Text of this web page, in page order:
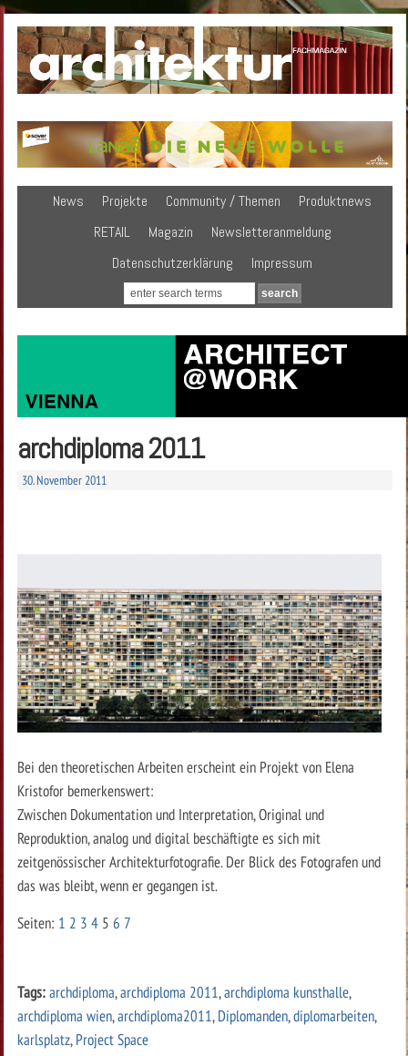
News Projekte Community / Themen
Produktnews
RETAIL
Magazin
Newsletteranmeldung
Datenschutzerklärung
Impressum
archdiploma 2011
30. November 2011
Bei den theoretischen Arbeiten erscheint ein Projekt von Elena
Kristofor bemerkenswert:
Zwischen Dokumentation und Interpretation, Original und
Reproduktion, analog und digital beschäftigte es sich mit
zeitgenössischer Architekturfotografie. Der Blick des Fotografen und
das was bleibt, wenn er gegangen ist.
Seiten: 1 2 3 4 5 6 7
Tags:archdiploma,archdiploma 2011,archdiploma kunsthalle,
archdiploma wien,archdiploma2011,Diplomanden,diplomarbeiten,
karlsplatz,Project Space